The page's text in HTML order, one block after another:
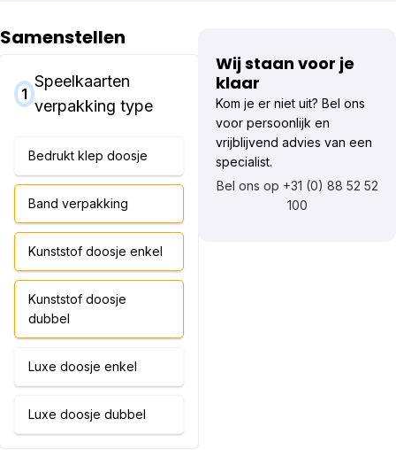
Samenstellen
1
Speelkaarten
verpakking type
Bedrukt klep doosje
Band verpakking
Kunststof doosje enkel
Kunststof doosje
dubbel
Luxe doosje enkel
Luxe doosje dubbel
Wij staan voor je
klaar
Kom je er niet uit? Bel ons
voor persoonlijk en
vrijblijvend advies van een
specialist.
Bel ons op +31 (0) 88 52 52
100